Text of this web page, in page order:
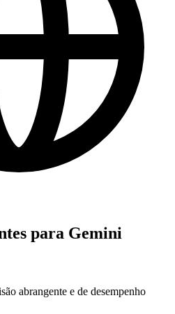
para Gemini
abrangente e de desempenho